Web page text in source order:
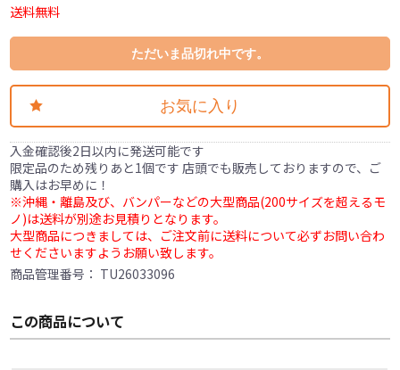
送料無料
ただいま品切れ中です。
お気に入り
入金確認後2日以内に発送可能です
限定品のため残りあと1個です 店頭でも販売しておりますので、ご
購入はお早めに！
※沖縄・離島及び、バンパーなどの大型商品(200サイズを超えるモ
ノ)は送料が別途お見積りとなります。
大型商品につきましては、ご注文前に送料について必ずお問い合わ
せくださいますようお願い致します。
商品管理番号： TU26033096
この商品について